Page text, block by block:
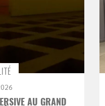
AU GRAND